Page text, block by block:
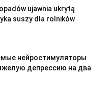
ujawnia ukrytą
suszy dla rolników
нейростимуляторы
депрессию на два